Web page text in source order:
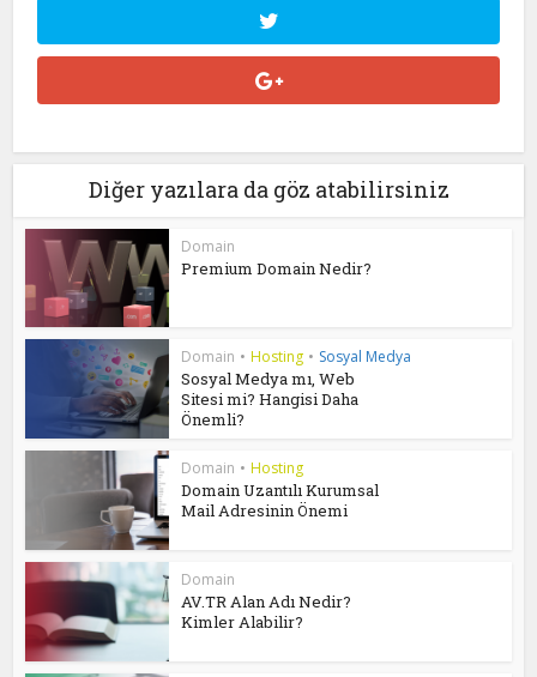
Diğer yazılara da göz atabilirsiniz
Domain
Premium Domain Nedir?
Domain • Hosting • Sosyal Medya
Sosyal Medya mı, Web
Sitesi mi? Hangisi Daha
Önemli?
Domain • Hosting
Domain Uzantılı Kurumsal
Mail Adresinin Önemi
Domain
AV.TR Alan Adı Nedir?
Kimler Alabilir?